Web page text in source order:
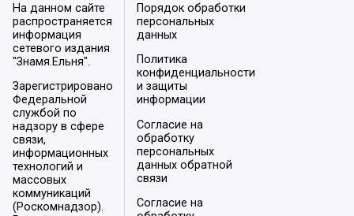
На данном сайте
распространяется
информация
сетевого издания
"Знамя.Ельня".
Зарегистрировано
Федеральной
службой по
надзору в сфере
связи,
информационных
технологий и
массовых
коммуникаций
(Роскомнадзор).
Порядок обработки
персональных
данных
Политика
конфиденциальности
и защиты
информации
Согласие на
обработку
персональных
данных обратной
связи
Согласие на